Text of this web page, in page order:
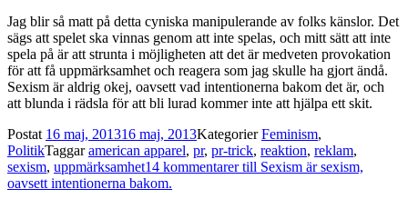
Jag blir så matt på detta cyniska manipulerande av folks känslor. Det
sägs att spelet ska vinnas genom att inte spelas, och mitt sätt att inte
spela på är att strunta i möjligheten att det är medveten provokation
för att få uppmärksamhet och reagera som jag skulle ha gjort ändå.
Sexism är aldrig okej, oavsett vad intentionerna bakom det är, och
att blunda i rädsla för att bli lurad kommer inte att hjälpa ett skit.
Postat 16 maj, 201316 maj, 2013KategorierFeminism,
PolitikTaggaramerican apparel, pr, pr-trick, reaktion, reklam,
sexism, uppmärksamhet14 kommentarertill Sexism är sexism,
oavsett intentionerna bakom.